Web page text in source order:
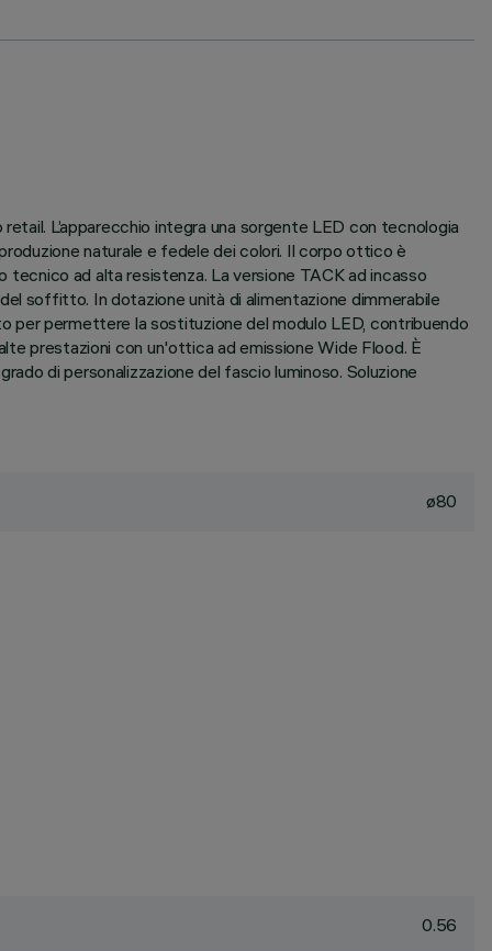
L’apparecchio integra una sorgente LED con tecnologia
naturale e fedele dei colori. Il corpo ottico è
ad alta resistenza. La versione TACK ad incasso
soffitto. In dotazione unità di alimentazione dimmerabile
per permettere la sostituzione del modulo LED, contribuendo
prestazioni con un'ottica ad emissione Wide Flood. È
di personalizzazione del fascio luminoso. Soluzione
ø80
0.56